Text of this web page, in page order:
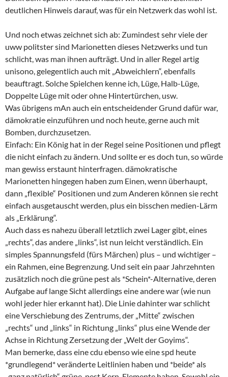
deutlichen Hinweis darauf, was für ein Netzwerk das wohl ist.
Und noch etwas zeichnet sich ab: Zumindest sehr viele der
uww politster sind Marionetten dieses Netzwerks und tun
schlicht, was man ihnen aufträgt. Und in aller Regel artig
unisono, gelegentlich auch mit „Abweichlern“, ebenfalls
beauftragt. Solche Spielchen kenne ich, Lüge, Halb-Lüge,
Doppelte Lüge mit oder ohne Hintertürchen, usw.
Was übrigens mAn auch ein entscheidender Grund dafür war,
dämokratie einzuführen und noch heute, gerne auch mit
Bomben, durchzusetzen.
Einfach: Ein König hat in der Regel seine Positionen und pflegt
die nicht einfach zu ändern. Und sollte er es doch tun, so würde
man gewiss erstaunt hinterfragen. dämokratische
Marionetten hingegen haben zum Einen, wenn überhaupt,
dann „flexible“ Positionen und zum Anderen können sie recht
einfach ausgetauscht werden, plus ein bisschen medien-Lärm
als „Erklärung“.
Auch dass es nahezu überall letztlich zwei Lager gibt, eines
„rechts“, das andere „links“, ist nun leicht verständlich. Ein
simples Spannungsfeld (fürs Märchen) plus – und wichtiger –
ein Rahmen, eine Begrenzung. Und seit ein paar Jahrzehnten
zusätzlich noch die grüne pest als *Schein*-Alternative, deren
Aufgabe auf lange Sicht allerdings eine andere war (wie nun
wohl jeder hier erkannt hat). Die Linie dahinter war schlicht
eine Verschiebung des Zentrums, der „Mitte“ zwischen
„rechts“ und „links“ in Richtung „links“ plus eine Wende der
Achse in Richtung Zersetzung der „Welt der Goyims“.
Man bemerke, dass eine cdu ebenso wie eine spd heute
*grundlegend* veränderte Leitlinien haben und *beide* als